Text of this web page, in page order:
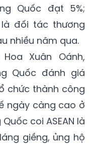
Quốc đạt 5%;
đối tác thương
nhiều năm qua.
Xuân Oánh,
Quốc đánh giá
chức thành công
ngày càng cao ở
coi ASEAN là
giềng, ủng hộ